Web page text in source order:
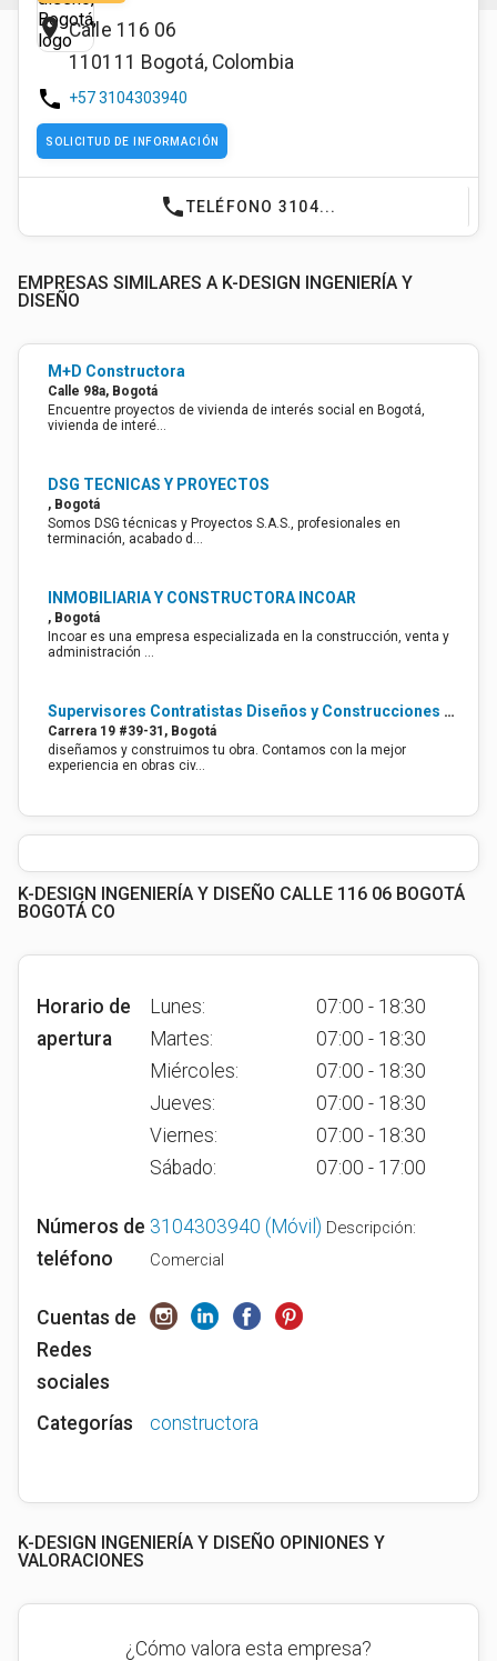
place Calle 116 06
110111 Bogotá, Colombia
phone +57 3104303940
SOLICITUD DE INFORMACIÓN
phoneTELÉFONO 3104...
EMPRESAS SIMILARES A K-DESIGN INGENIERÍA Y
DISEÑO
M+D Constructora
Calle 98a, Bogotá
Encuentre proyectos de vivienda de interés social en Bogotá,
vivienda de interé…
DSG TECNICAS Y PROYECTOS
, Bogotá
Somos DSG técnicas y Proyectos S.A.S., profesionales en
terminación, acabado d…
INMOBILIARIA Y CONSTRUCTORA INCOAR
, Bogotá
Incoar es una empresa especializada en la construcción, venta y
administración …
Supervisores Contratistas Diseños y Construcciones S.A.S
Carrera 19 #39-31, Bogotá
diseñamos y construimos tu obra. Contamos con la mejor
experiencia en obras civ…
K-DESIGN INGENIERÍA Y DISEÑO CALLE 116 06 BOGOTÁ
BOGOTÁ CO
Horario de
apertura
Lunes:
07:00 - 18:30
Martes:
07:00 - 18:30
Miércoles:
07:00 - 18:30
Jueves:
07:00 - 18:30
Viernes:
07:00 - 18:30
Sábado:
07:00 - 17:00
Números de
teléfono
3104303940 (Móvil) Descripción:
Comercial
Cuentas de
Redes
sociales
Categorías
constructora
K-DESIGN INGENIERÍA Y DISEÑO OPINIONES Y
VALORACIONES
¿Cómo valora esta empresa?